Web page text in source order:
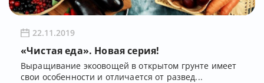
22.11.2019
«Чистая еда». Новая серия!
Выращивание экоовощей в открытом грунте имеет
свои особенности и отличается от развед...